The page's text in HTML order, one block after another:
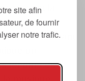
site afin
de fournir
notre trafic.
dont la
», « suivant
du
tendances